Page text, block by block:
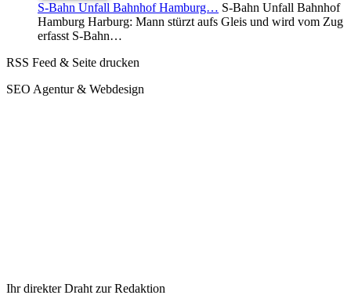
S-Bahn Unfall Bahnhof Hamburg… S-Bahn Unfall Bahnhof
Hamburg Harburg: Mann stürzt aufs Gleis und wird vom Zug
erfasst S-Bahn…
RSS Feed & Seite drucken
SEO Agentur & Webdesign
Ihr direkter Draht zur Redaktion